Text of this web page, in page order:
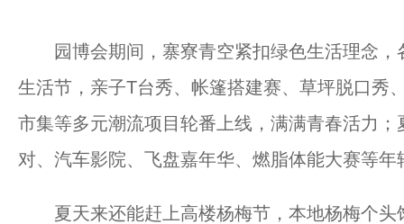
园博会期间，寨寮青空紧扣绿色生活理念，
生活节，亲子T台秀、帐篷搭建赛、草坪脱口秀
市集等多元潮流项目轮番上线，满满青春活力
对、汽车影院、飞盘嘉年华、燃脂体能大赛等
夏天来还能赶上高楼杨梅节，本地杨梅个头